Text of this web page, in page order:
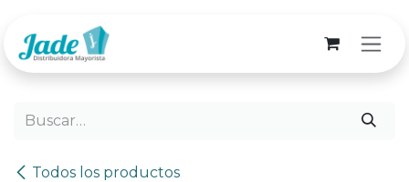
Todos los productos